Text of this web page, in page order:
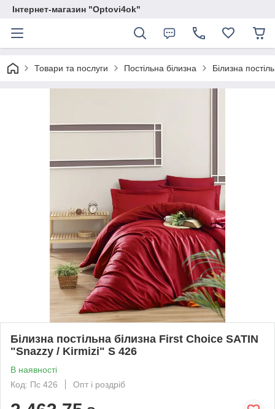
Інтернет-магазин "Optovi4ok"
Товари та послуги Постільна білизна Білизна
Білизна постільна білизна First Choice SATIN
"Snazzy / Kirmizi" S 426
В наявності
Код: Пс 426
Опт і роздріб